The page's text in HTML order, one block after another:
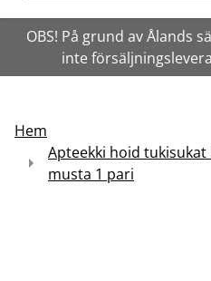
OBS! På grund av Ålands
inte
Hem
Apteekki hoid
musta 1 pari